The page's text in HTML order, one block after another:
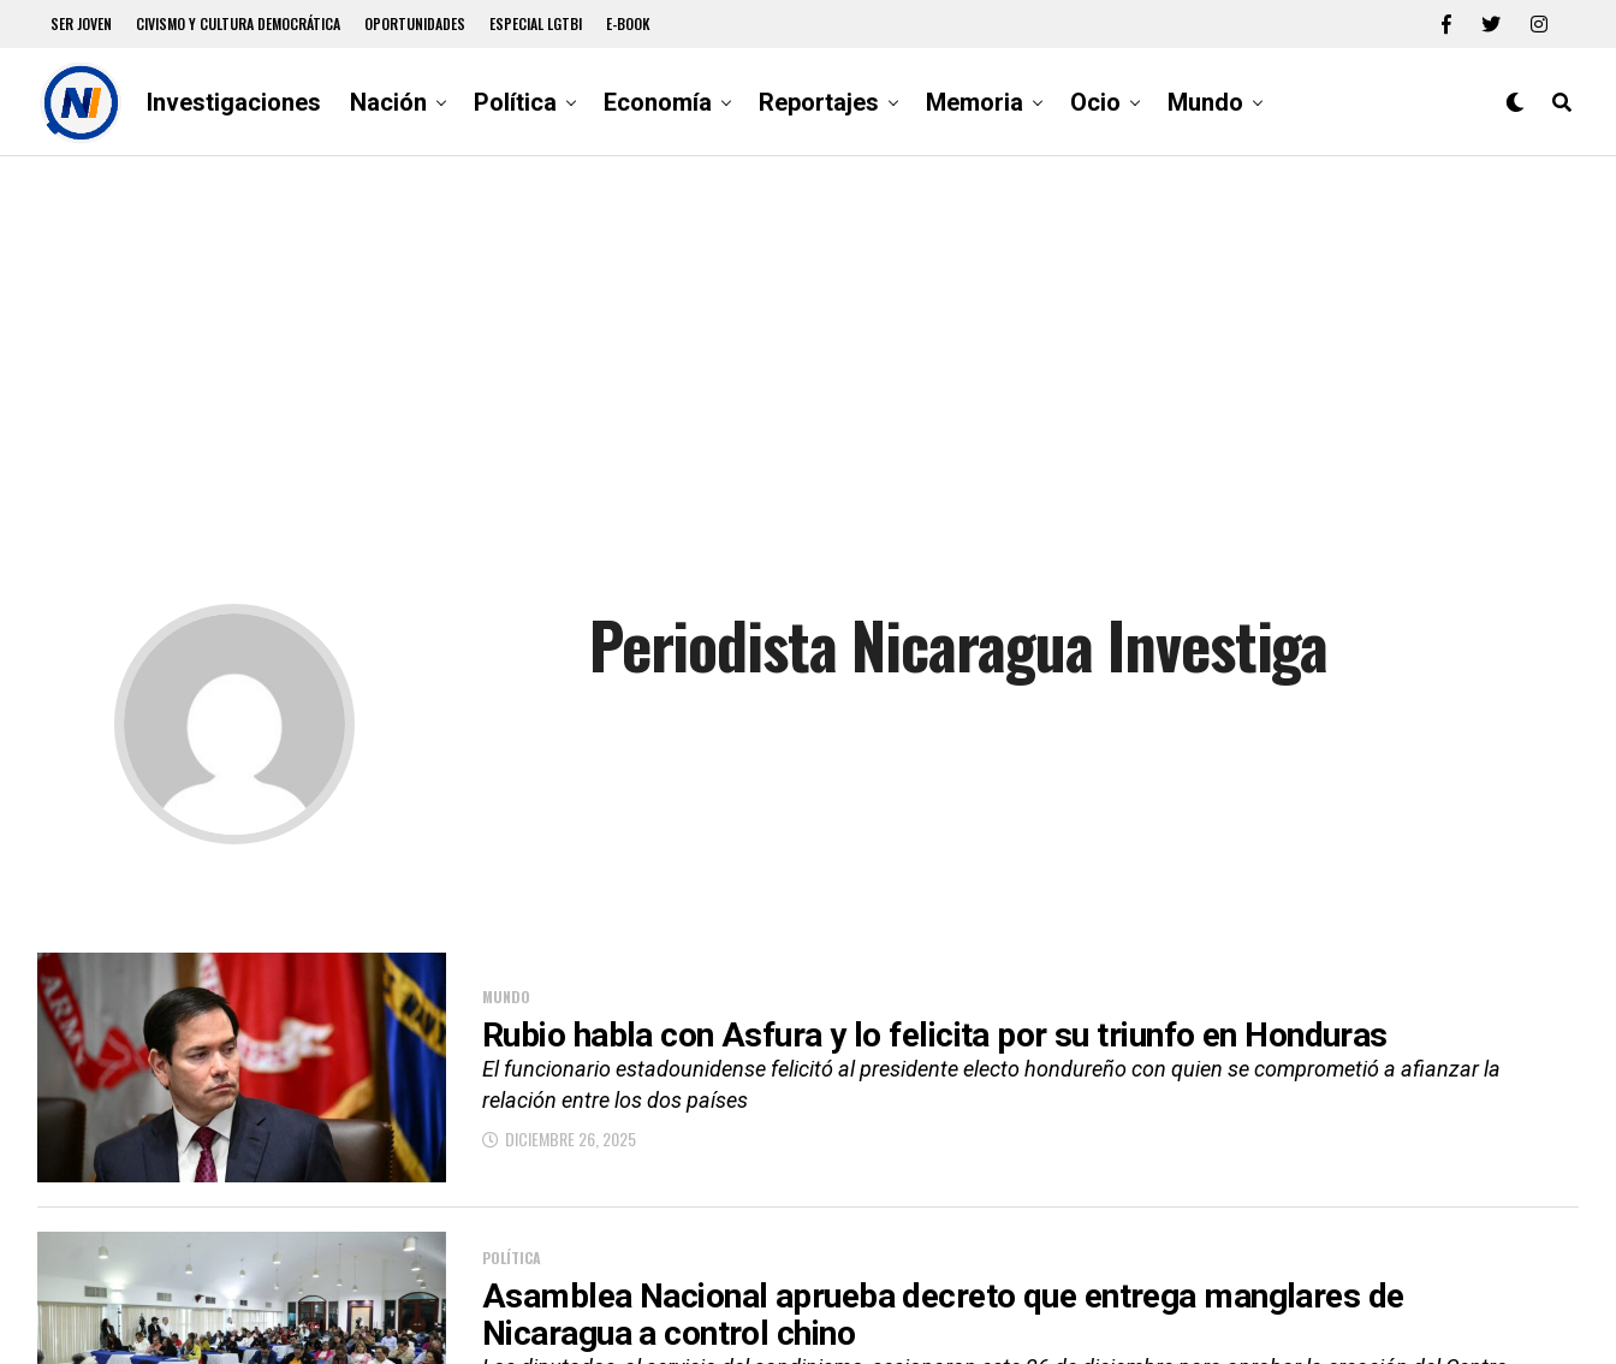
SER JOVEN CIVISMO Y CULTURA DEMOCRÁTICA OPORTUNIDADES ESPECIAL LGTBI E-BOOK
Investigaciones Nación Política Economía Reportajes Memoria Ocio Mundo
Periodista Nicaragua Investiga
MUNDO
Rubio habla con Asfura y lo felicita por su triunfo en Honduras
El funcionario estadounidense felicitó al presidente electo hondureño con quien se comprometió a afianzar la
relación entre los dos países
DICIEMBRE 26, 2025
POLÍTICA
Asamblea Nacional aprueba decreto que entrega manglares de
Nicaragua a control chino